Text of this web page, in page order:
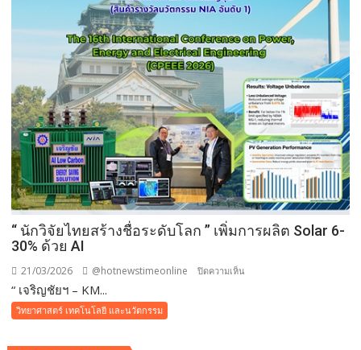
เขียว
สร้าง
ชาร์จ
พร้อม
ระบบ
โซ
ลาร์
เซลล์
รองรับ
ลาน
จอด
รถ
“ นักวิจัยไทยสร้างชื่อระดับโลก ” เพิ่มการผลิต Solar 6-
30% ด้วย AI
21/03/2026 @hotnewstimeonline ปิดความเห็น
“ เจริญชัยฯ – KM...
วิทยาศาสตร์ เทคโนโลยี และนวัตกรรม